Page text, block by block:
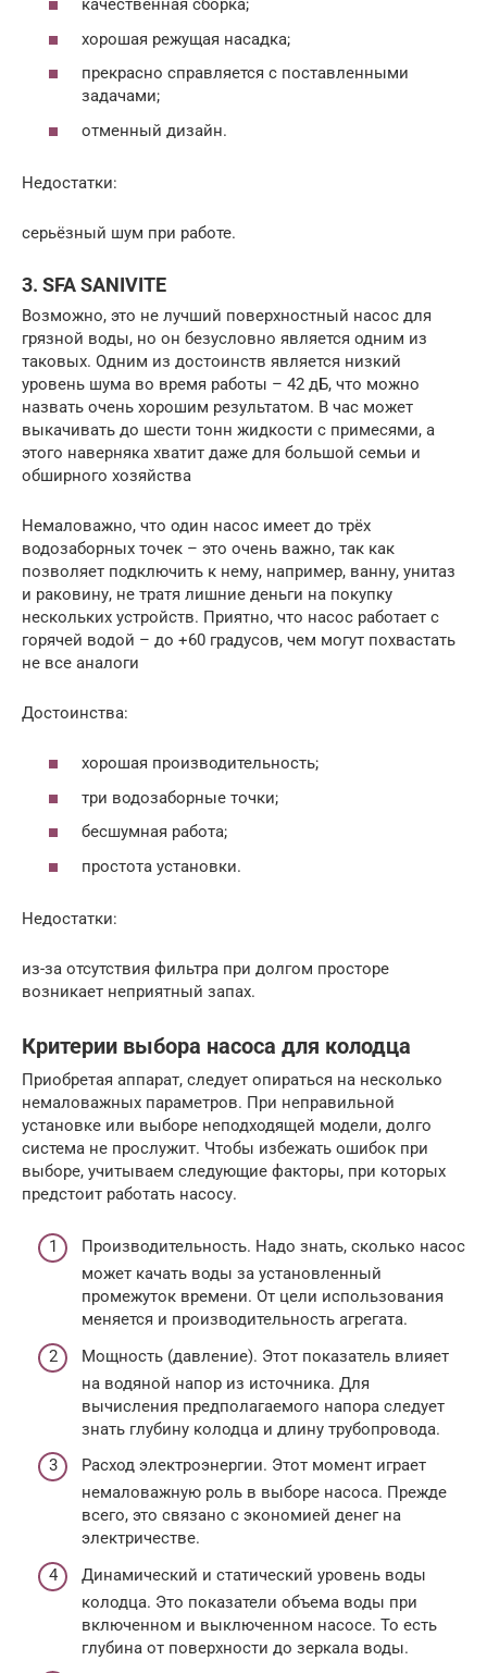
качественная сборка;
хорошая режущая насадка;
прекрасно справляется с поставленными
задачами;
отменный дизайн.
Недостатки:
серьёзный шум при работе.
3. SFA SANIVITE
Возможно, это не лучший поверхностный насос для
грязной воды, но он безусловно является одним из
таковых. Одним из достоинств является низкий
уровень шума во время работы – 42 дБ, что можно
назвать очень хорошим результатом. В час может
выкачивать до шести тонн жидкости с примесями, а
этого наверняка хватит даже для большой семьи и
обширного хозяйства
Немаловажно, что один насос имеет до трёх
водозаборных точек – это очень важно, так как
позволяет подключить к нему, например, ванну, унитаз
и раковину, не тратя лишние деньги на покупку
нескольких устройств. Приятно, что насос работает с
горячей водой – до +60 градусов, чем могут похвастать
не все аналоги
Достоинства:
хорошая производительность;
три водозаборные точки;
бесшумная работа;
простота установки.
Недостатки:
из-за отсутствия фильтра при долгом просторе
возникает неприятный запах.
Критерии выбора насоса для колодца
Приобретая аппарат, следует опираться на несколько
немаловажных параметров. При неправильной
установке или выборе неподходящей модели, долго
система не прослужит. Чтобы избежать ошибок при
выборе, учитываем следующие факторы, при которых
предстоит работать насосу.
Производительность. Надо знать, сколько насос
может качать воды за установленный
промежуток времени. От цели использования
меняется и производительность агрегата.
Мощность (давление). Этот показатель влияет
на водяной напор из источника. Для
вычисления предполагаемого напора следует
знать глубину колодца и длину трубопровода.
Расход электроэнергии. Этот момент играет
немаловажную роль в выборе насоса. Прежде
всего, это связано с экономией денег на
электричестве.
Динамический и статический уровень воды
колодца. Это показатели объема воды при
включенном и выключенном насосе. То есть
глубина от поверхности до зеркала воды.